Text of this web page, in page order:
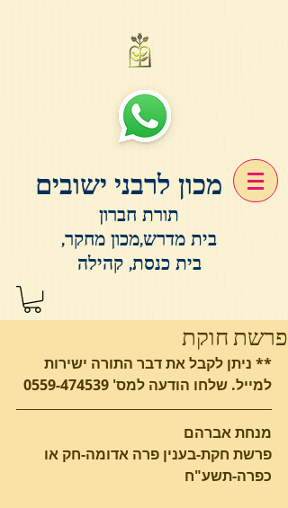
מכון לרבני ישובים
תורת חברון
בית מדרש,מכון מחקר,
בית כנסת, קהילה
פרשת חוקת
** ניתן לקבל את דבר התורה ישירות
למייל. שלחו הודעה למס' 0559-474539
מנחת אברהם
פרשת חקת-בענין פרה אדומה-חק או
כפרה-תשע"ח